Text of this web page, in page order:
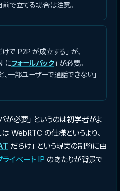
で立てる場合は注意。
で P2P が成立する」 が、
にフォールバック 」 が必要。
、一部ユーザーで通話できない」
が必要」 というのは初学者がよ
は WebRTC の仕様というより、
だらけ」 という現実の制約に由
イベート IP のあたりが背景で